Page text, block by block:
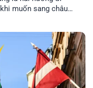
muốn sang châu
[...]